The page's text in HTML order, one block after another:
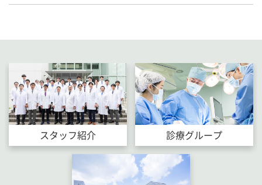
スタッフ紹介 診療グループ